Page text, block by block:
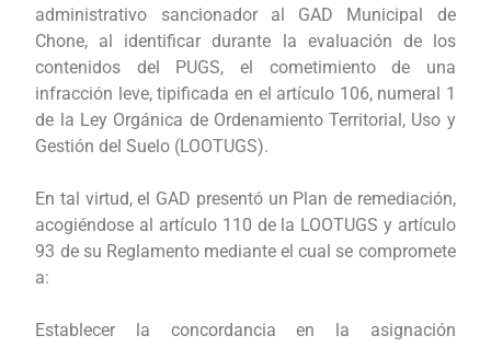
administrativo sancionador al GAD Municipal de
Chone, al identificar durante la evaluación de los
contenidos del PUGS, el cometimiento de una
infracción leve, tipificada en el artículo 106, numeral 1
de la Ley Orgánica de Ordenamiento Territorial, Uso y
Gestión del Suelo (LOOTUGS).
En tal virtud, el GAD presentó un Plan de remediación,
acogiéndose al artículo 110 de la LOOTUGS y artículo
93 de su Reglamento mediante el cual se compromete
a:
Establecer la concordancia en la asignación